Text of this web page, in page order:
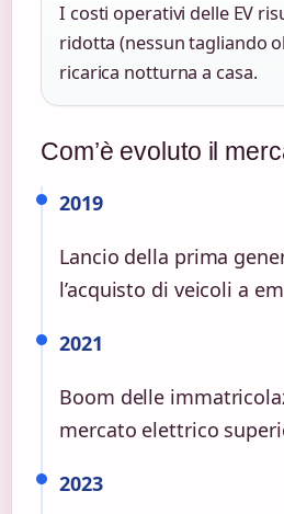
I costi operativi delle EV
ridotta (nessun tagliando
ricarica notturna a casa.
Com’è evoluto il
2019
Lancio della prima
l’acquisto di veicoli a
2021
Boom delle
mercato elettrico
2023